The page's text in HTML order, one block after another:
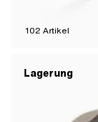
102 Artikel
Lagerung